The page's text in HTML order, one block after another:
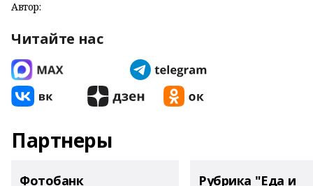
Автор:
Читайте нас
Партнеры
Фотобанк Рубрика "Еда и